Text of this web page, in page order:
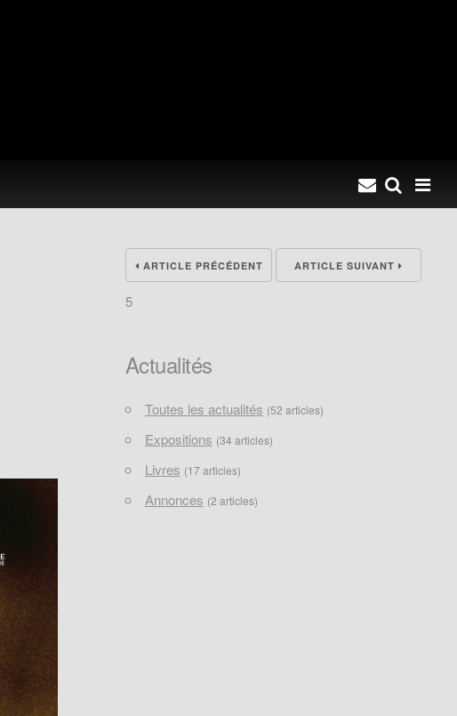
ARTICLE PRÉCÉDENT ARTICLE SUIVANT
5
Actualités
Toutes les actualités (52 articles)
Expositions (34 articles)
Livres (17 articles)
Annonces (2 articles)